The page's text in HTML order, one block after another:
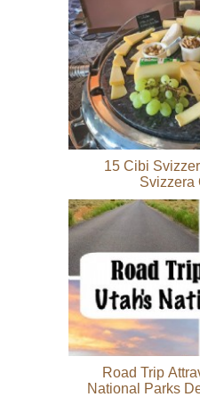
15 Cibi
Svizzera
Road Trip
National Parks